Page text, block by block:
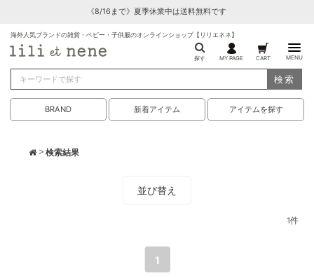
《8/16まで》夏季休業中は送料無料です
海外人気ブランドの雑貨・ベビー・子供服のオンラインショップ【リリエネネ】
探す MY PAGE CART MENU
検索
BRAND 新着アイテム アイテムを探す
> 検索結果
並び替え
1件
1